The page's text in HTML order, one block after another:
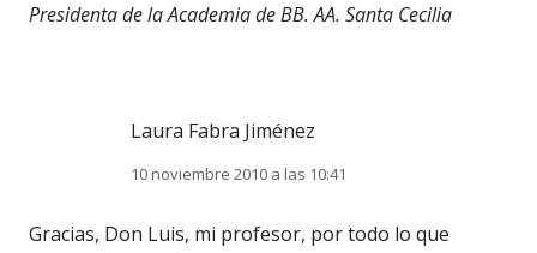
Presidenta de la Academia de BB. AA. Santa Cecilia
Laura Fabra Jiménez
10 noviembre 2010 a las 10:41
Gracias, Don Luis, mi profesor, por todo lo que